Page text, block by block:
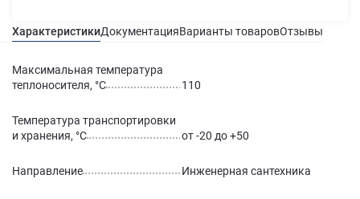
ХарактеристикиДокументацияВарианты товаровОтзывы
Максимальная температура
теплоносителя, °С
110
Температура транспортировки
и хранения, °С
от -20 до +50
Направление Инженерная сантехника